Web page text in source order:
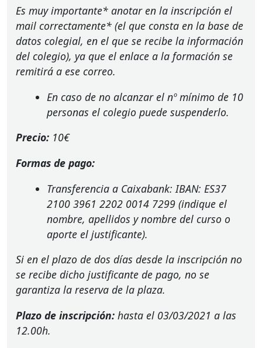
Es muy importante* anotar en la inscripción el
mail correctamente* (el que consta en la base de
datos colegial, en el que se recibe la información
del colegio), ya que el enlace a la formación se
remitirá a ese correo.
En caso de no alcanzar el nº mínimo de 10
personas el colegio puede suspenderlo.
Precio: 10€
Formas de pago:
Transferencia a Caixabank: IBAN: ES37
2100 3961 2202 0014 7299 (indique el
nombre, apellidos y nombre del curso o
aporte el justificante).
Si en el plazo de dos días desde la inscripción no
se recibe dicho justificante de pago, no se
garantiza la reserva de la plaza.
Plazo de inscripción: hasta el 03/03/2021 a las
12.00h.